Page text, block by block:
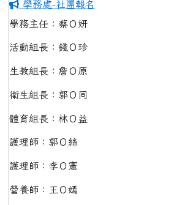
學務處-社團報名
學務主任：蔡Ｏ妍
活動組長：錢Ｏ珍
生教組長：詹Ｏ原
衛生組長：郭Ｏ同
體育組長：林Ｏ益
護理師：郭Ｏ絲
護理師：李Ｏ憲
營養師：王Ｏ嫣